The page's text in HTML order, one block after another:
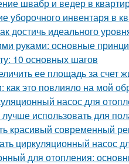
швабр и ведер в
уборочного инвентаря в
достичь идеального
руками: основные
10 основных шагов
ее площадь за счет
как это повлияло на мой
насос для
использовать для
красивый современный
циркуляционный насос
для отопления: